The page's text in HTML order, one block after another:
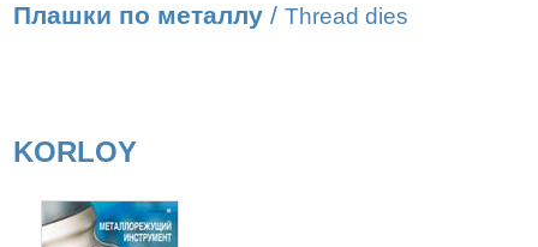
Плашки по металлу / Thread dies
KORLOY